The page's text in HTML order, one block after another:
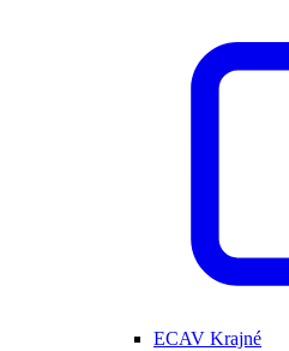
ECAV Krajné